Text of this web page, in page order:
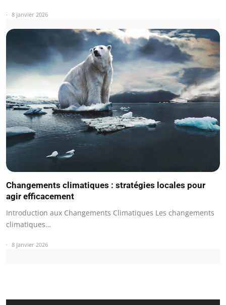
8 janvier 2026
Changements climatiques : stratégies locales pour
agir efficacement
Introduction aux Changements Climatiques Les changements
climatiques…
8 janvier 2026